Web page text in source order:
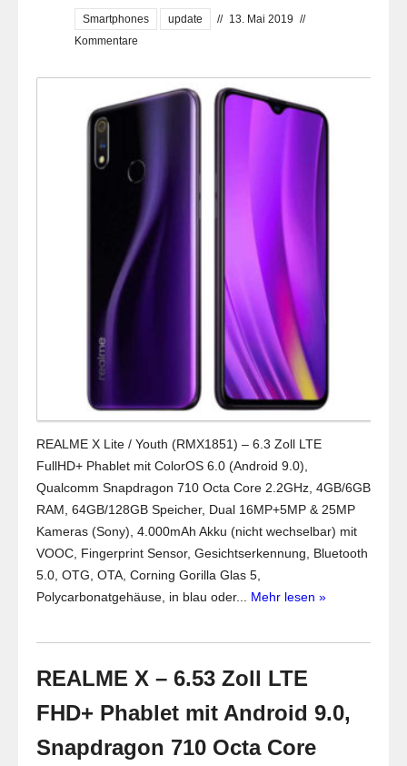
Smartphones update // 13. Mai 2019 //
Kommentare
REALME X Lite / Youth (RMX1851) – 6.3 Zoll LTE
FullHD+ Phablet mit ColorOS 6.0 (Android 9.0),
Qualcomm Snapdragon 710 Octa Core 2.2GHz, 4GB/6GB
RAM, 64GB/128GB Speicher, Dual 16MP+5MP & 25MP
Kameras (Sony), 4.000mAh Akku (nicht wechselbar) mit
VOOC, Fingerprint Sensor, Gesichtserkennung, Bluetooth
5.0, OTG, OTA, Corning Gorilla Glas 5,
Polycarbonatgehäuse, in blau oder... Mehr lesen »
REALME X – 6.53 Zoll LTE
FHD+ Phablet mit Android 9.0,
Snapdragon 710 Octa Core